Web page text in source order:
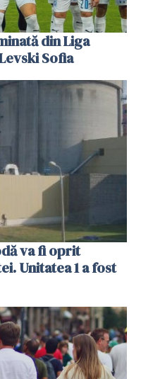
din Liga
Sofia
va fi oprit
Unitatea 1 a fost